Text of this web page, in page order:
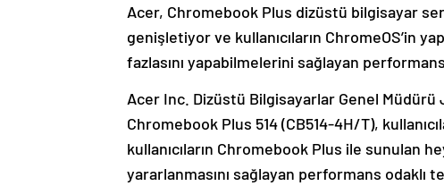
Acer, Chromebook Plus dizüstü bilgisayar
genişletiyor ve kullanıcıların ChromeOS’in
fazlasını yapabilmelerini sağlayan
Acer Inc. Dizüstü Bilgisayarlar Genel
Chromebook Plus 514 (CB514-4H/T),
kullanıcıların Chromebook Plus ile sunulan
yararlanmasını sağlayan performans